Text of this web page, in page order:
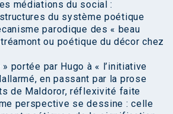
médiations du social :
du système poétique
parodique des « beau
ou poétique du décor chez
portée par Hugo à « l’initiative
en passant par la prose
de Maldoror, réflexivité faite
perspective se dessine : celle